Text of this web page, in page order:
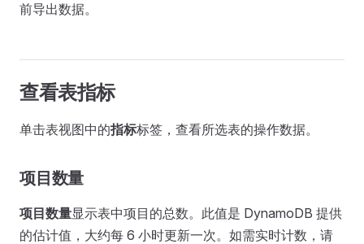
前导出数据。
查看表指标
单击表视图中的指标标签，查看所选表的操作数据。
项目数量
项目数量显示表中项目的总数。此值是 DynamoDB 提供
的估计值，大约每 6 小时更新一次。如需实时计数，请